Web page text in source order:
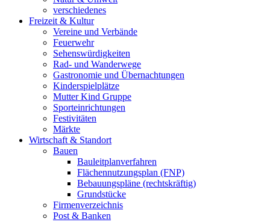
verschiedenes
Freizeit & Kultur
Vereine und Verbände
Feuerwehr
Sehenswürdigkeiten
Rad- und Wanderwege
Gastronomie und Übernachtungen
Kinderspielplätze
Mutter Kind Gruppe
Sporteinrichtungen
Festivitäten
Märkte
Wirtschaft & Standort
Bauen
Bauleitplanverfahren
Flächennutzungsplan (FNP)
Bebauungspläne (rechtskräftig)
Grundstücke
Firmenverzeichnis
Post & Banken